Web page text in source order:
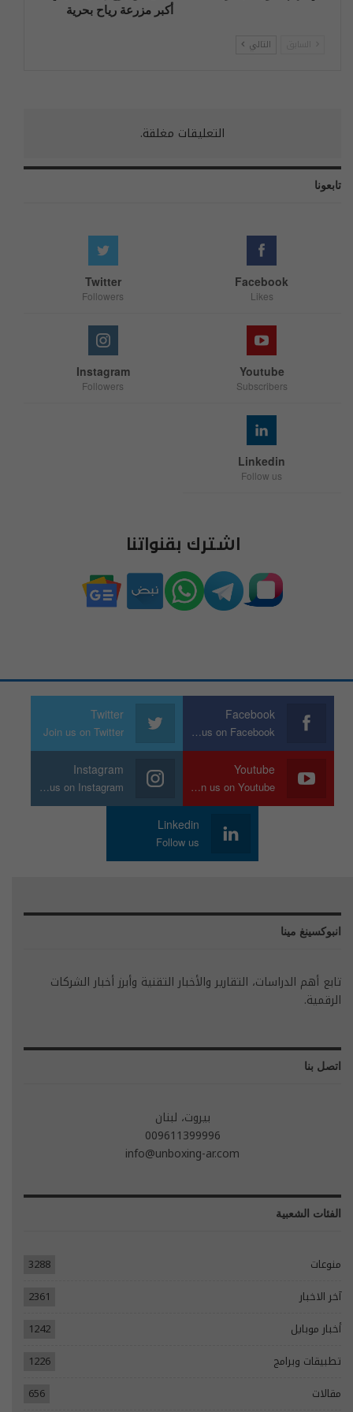
أكبر مزرعة رياح بحرية
التالي
التعليقات مغلقة.
تابعونا
Facebook
Likes
Twitter
Followers
Youtube
Subscribers
Instagram
Followers
Linkedin
Follow us
اشترك بقنواتنا
Facebook
Join us on Facebook
Twitter
Join us on Twitter
Youtube
Join us on Youtube
Instagram
Join us on Instagram
Linkedin
Follow us
انبوكسينغ مينا
تابع أهم الدراسات، التقارير والأخبار التقنية وأبرز أخبار الشركات
الرقمية.
اتصل بنا
بيروت، لبنان
009611399996
info@unboxing-ar.com
الفئات الشعبية
منوعات
3288
آخر الاخبار
2361
أخبار موبايل
1242
تطبيقات وبرامج
1226
مقالات
656